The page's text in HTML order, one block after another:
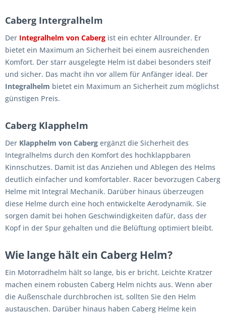
Caberg Intergralhelm
Der Integralhelm von Caberg ist ein echter Allrounder. Er
bietet ein Maximum an Sicherheit bei einem ausreichenden
Komfort. Der starr ausgelegte Helm ist dabei besonders steif
und sicher. Das macht ihn vor allem für Anfänger ideal. Der
Integralhelm bietet ein Maximum an Sicherheit zum möglichst
günstigen Preis.
Caberg Klapphelm
Der Klapphelm von Caberg ergänzt die Sicherheit des
Integralhelms durch den Komfort des hochklappbaren
Kinnschutzes. Damit ist das Anziehen und Ablegen des Helms
deutlich einfacher und komfortabler. Racer bevorzugen Caberg
Helme mit Integral Mechanik. Darüber hinaus überzeugen
diese Helme durch eine hoch entwickelte Aerodynamik. Sie
sorgen damit bei hohen Geschwindigkeiten dafür, dass der
Kopf in der Spur gehalten und die Belüftung optimiert bleibt.
Wie lange hält ein Caberg Helm?
Ein Motorradhelm hält so lange, bis er bricht. Leichte Kratzer
machen einem robusten Caberg Helm nichts aus. Wenn aber
die Außenschale durchbrochen ist, sollten Sie den Helm
austauschen. Darüber hinaus haben Caberg Helme kein